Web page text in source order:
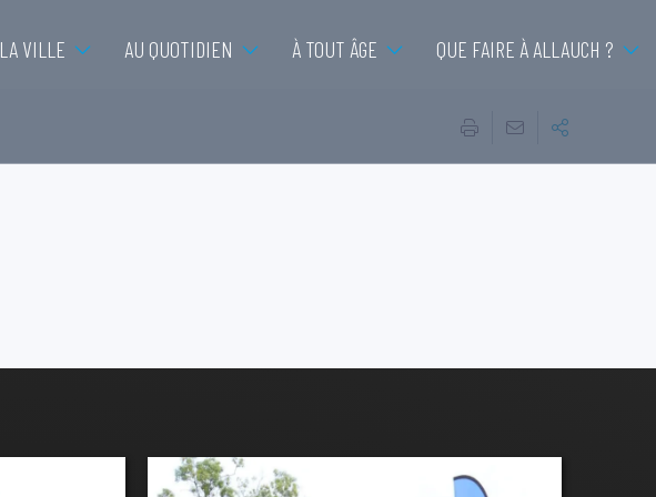
LA VILLE AU QUOTIDIEN À TOUT ÂGE QUE FAIRE À ALLAUCH ?